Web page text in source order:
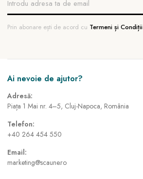
Prin abonare ești de acord cu Termeni și Condiții
Ai nevoie de ajutor?
Adresă:
Piața 1 Mai nr. 4–5, Cluj-Napoca, România
Telefon:
+40 264 454 550
Email:
marketing@scaune.ro